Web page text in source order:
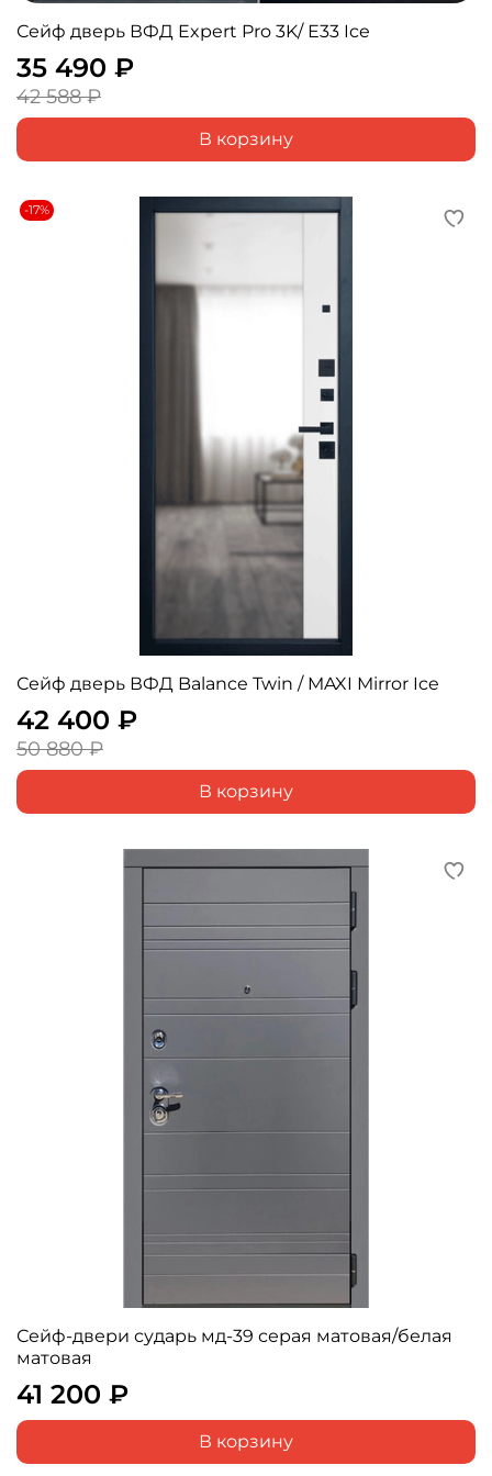
Сейф дверь ВФД Expert Pro 3K/ Е33 Ice
35 490 ₽
42 588 ₽
В корзину
-17%
Сейф дверь ВФД Balance Twin / MAXI Mirror Ice
42 400 ₽
50 880 ₽
В корзину
Сейф-двери сударь мд-39 серая матовая/белая
матовая
41 200 ₽
В корзину